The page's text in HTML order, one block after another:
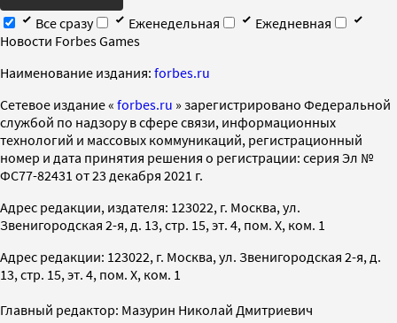
Все сразу
Еженедельная
Ежедневная
Новости Forbes Games
Наименование издания: forbes.ru
Cетевое издание « forbes.ru » зарегистрировано Федеральной
службой по надзору в сфере связи, информационных
технологий и массовых коммуникаций, регистрационный
номер и дата принятия решения о регистрации: серия Эл №
ФС77-82431 от 23 декабря 2021 г.
Адрес редакции, издателя: 123022, г. Москва, ул.
Звенигородская 2-я, д. 13, стр. 15, эт. 4, пом. X, ком. 1
Адрес редакции: 123022, г. Москва, ул. Звенигородская 2-я, д.
13, стр. 15, эт. 4, пом. X, ком. 1
Главный редактор: Мазурин Николай Дмитриевич